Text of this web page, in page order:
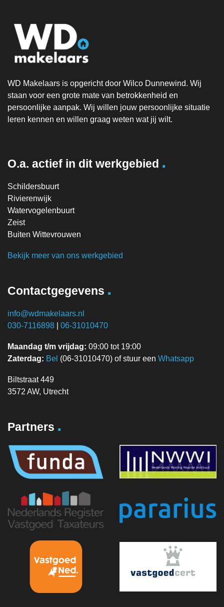
WD Makelaars is opgericht door Wilco Dunnewind. Wij
staan voor een grote mate van betrokkenheid en
persoonlijke aanpak. Wij willen jouw persoonlijke situatie
leren kennen en willen graag weten wat jij wilt.
O.a. actief in dit werkgebied .
Schildersbuurt
Rivierenwijk
Watervogelenbuurt
Zeist
Buiten Wittevrouwen
Bekijk meer van ons werkgebied
Contactgegevens .
info@wdmakelaars.nl
030-7116898
06-31010470
Maandag t/m vrijdag: 09:00 tot 19:00
Zaterdag: Bel (06-31010470) of stuur een Whatsapp
Biltstraat 449
3572 AW, Utrecht
Partners .